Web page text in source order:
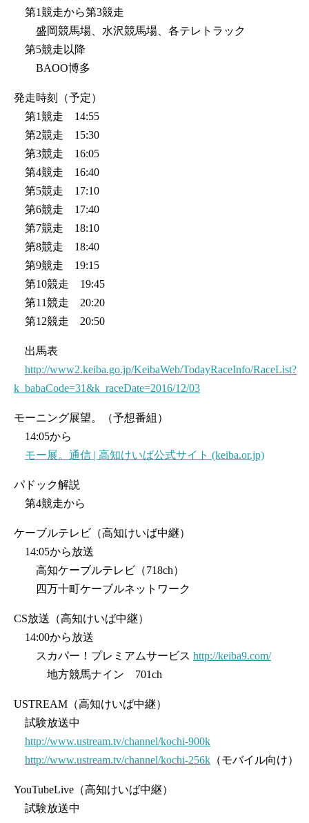
第1競走から第3競走
盛岡競馬場、水沢競馬場、各テレトラック
第5競走以降
BAOO博多
発走時刻（予定）
第1競走 14:55
第2競走 15:30
第3競走 16:05
第4競走 16:40
第5競走 17:10
第6競走 17:40
第7競走 18:10
第8競走 18:40
第9競走 19:15
第10競走 19:45
第11競走 20:20
第12競走 20:50
出馬表
http://www2.keiba.go.jp/KeibaWeb/TodayRaceInfo/RaceList?
k_babaCode=31&k_raceDate=2016/12/03
モーニング展望。（予想番組）
14:05から
モー展。通信 | 高知けいば公式サイト (keiba.or.jp)
パドック解説
第4競走から
ケーブルテレビ（高知けいば中継）
14:05から放送
高知ケーブルテレビ（718ch）
四万十町ケーブルネットワーク
CS放送（高知けいば中継）
14:00から放送
スカパー！プレミアムサービス http://keiba9.com/
地方競馬ナイン 701ch
USTREAM（高知けいば中継）
試験放送中
http://www.ustream.tv/channel/kochi-900k
http://www.ustream.tv/channel/kochi-256k （モバイル向け）
YouTubeLive（高知けいば中継）
試験放送中